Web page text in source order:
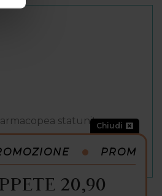
statunitense
Chiudi
20,90